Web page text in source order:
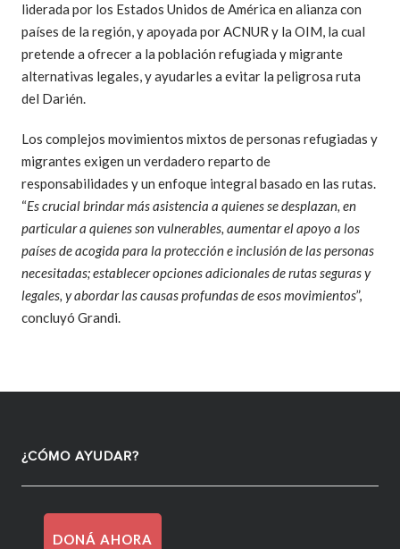
liderada por los Estados Unidos de América en alianza con
países de la región, y apoyada por ACNUR y la OIM, la cual
pretende a ofrecer a la población refugiada y migrante
alternativas legales, y ayudarles a evitar la peligrosa ruta
del Darién.
Los complejos movimientos mixtos de personas refugiadas y
migrantes exigen un verdadero reparto de
responsabilidades y un enfoque integral basado en las rutas.
“Es crucial brindar más asistencia a quienes se desplazan, en
particular a quienes son vulnerables, aumentar el apoyo a los
países de acogida para la protección e inclusión de las personas
necesitadas; establecer opciones adicionales de rutas seguras y
legales, y abordar las causas profundas de esos movimientos”,
concluyó Grandi.
¿CÓMO AYUDAR?
DONÁ AHORA